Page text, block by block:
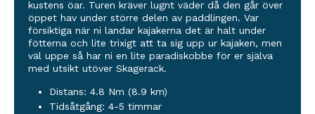
kustens öar. Turen kräver lugnt väder då den går över
öppet hav under större delen av paddlingen. Var
försiktiga när ni landar kajakerna det är halt under
fötterna och lite trixigt att ta sig upp ur kajaken, men
väl uppe så har ni en lite paradiskobbe för er själva
med utsikt utöver Skagerack.
Distans: 4.8 Nm (8.9 km)
Tidsåtgång: 4-5 timmar